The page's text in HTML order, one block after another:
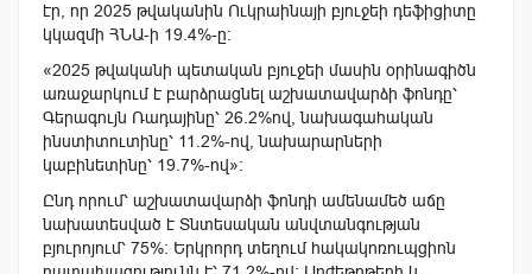
էր, որ 2025 թվականին Ուկրաինայի բյուջեի դեֆիցիտը
կկազմի ՀՆԱ-ի 19.4%-ը:
«2025 թվականի պետական ​​բյուջեի մասին օրինագիծն
առաջարկում է բարձրացնել աշխատավարձի ֆոնդը՝
Գերագույն Ռադայինը՝ 26.2%ով, նախագահական
ինստիտուտինը՝ 11.2%-ով, նախարարների
կաբինետինը՝ 19.7%-ով»:
Ընդ որում՝ աշխատավարձի ֆոնդի ամենամեծ աճը
նախատեսված է Տնտեսական անվտանգության
բյուրոյում՝ 75%: Երկրորդ տեղում հակակոռուպցիոն